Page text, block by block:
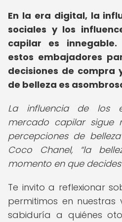
En la era digital, la
sociales y los
capilar es
estos embajadores
decisiones de compra
de belleza es
La influencia de los
mercado capilar sigue
percepciones de
Coco Chanel,
la
momento en que
Te invito a reflexionar
permitimos en
sabiduría a quiénes